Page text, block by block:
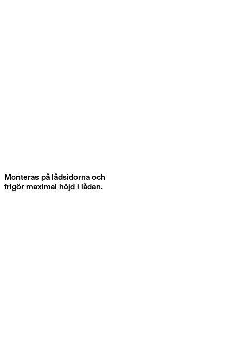
Monteras på lådsidorna och
frigör maximal höjd i lådan.